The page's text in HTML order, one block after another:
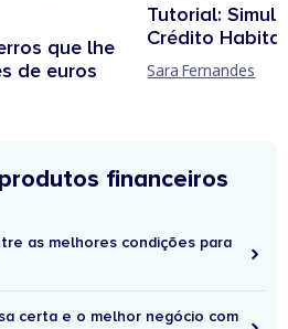
que lhe
de euros
Tutorial:
Crédito
Sara Fernandes
financeiros
as melhores condições para
certa e o melhor negócio com